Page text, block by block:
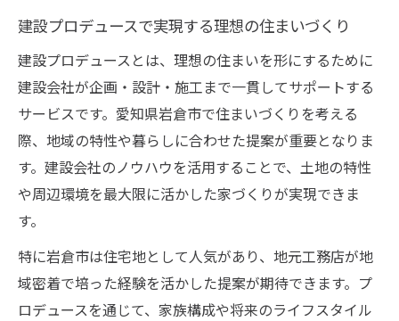
理由
Livin' HOUSEなど参考例と建設実績の活用
法
建設に強い工務店の選び方と信頼構築のコ
ツ
実現
岩倉市で理想を叶える建設プロデュース活用術
岩倉市で建設プロデュースを選ぶメリット
建設プロデュースで実現する理想の住まいづくり
建設プロデュースとは、理想の住まいを形にするために
建設会社が企画・設計・施工まで一貫してサポートする
サービスです。愛知県岩倉市で住まいづくりを考える
際、地域の特性や暮らしに合わせた提案が重要となりま
す。建設会社のノウハウを活用することで、土地の特性
や周辺環境を最大限に活かした家づくりが実現できま
す。
特に岩倉市は住宅地として人気があり、地元工務店が地
域密着で培った経験を活かした提案が期待できます。プ
ロデュースを通じて、家族構成や将来のライフスタイル